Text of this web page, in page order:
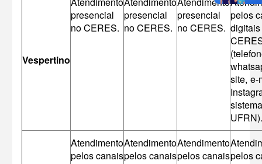
Vespertino
presencial
no CERES.
presencial
no CERES.
presencial
no CERES.
pelos
site, e-
Atendimento
pelos canais
Atendimento
pelos canais
Atendimento
pelos canais
A
pelos